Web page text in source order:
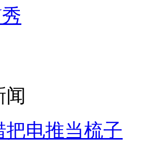
植树
战”
急速倒车逃窜
闻
把电推当梳子